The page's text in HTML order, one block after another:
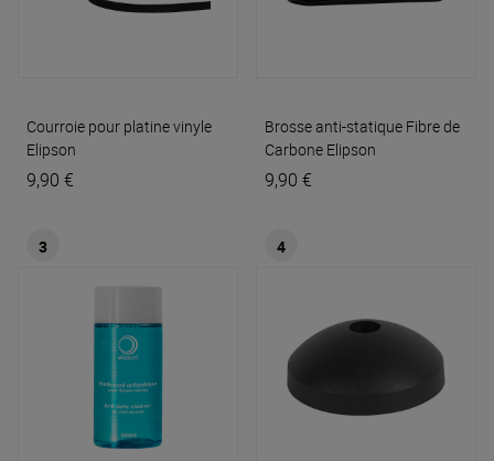
Courroie pour platine vinyle
Elipson
9,90 €
Brosse anti-statique Fibre de
Carbone Elipson
9,90 €
3 4